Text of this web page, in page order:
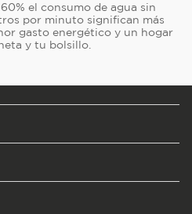
el consumo de agua sin
por minuto significan más
gasto energético y un hogar
y tu bolsillo.